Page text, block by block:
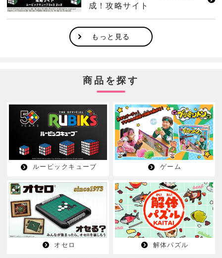
成！攻略サイト
もっと見る
商品を探す
ルービックキューブ ゲーム
オセロ 解体パズル